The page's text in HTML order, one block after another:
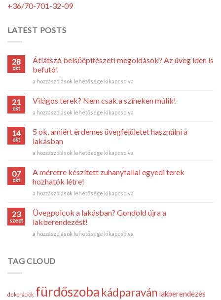
+36/70-701-32-09
LATEST POSTS
28
okt
Átlátszó belsőépítészeti megoldások? Az üveg idén is
befutó!
Átlátszó
megoldások?
üveg
is
befutó!
a hozzászólások lehetősége kikapcsolva
21
okt
Világos terek? Nem csak a színeken múlik!
Világos
Nem
a
színeken
bejegyzéshez
a hozzászólások lehetősége kikapcsolva
14
okt
5 ok, amiért érdemes üvegfelületet használni a
lakásban
5
amiért
üvegfelületet
használni
lakásban
bejegyzéshez
a hozzászólások lehetősége kikapcsolva
07
okt
A méretre készített zuhanyfallal egyedi terek
hozhatók létre!
A
készített
zuhanyfallal
egyedi
terek
bejegyzéshez
a hozzászólások lehetősége kikapcsolva
23
szept
Üvegpolcok a lakásban? Gondold újra a
lakberendezést!
Üvegpolcok
Gondold
bejegyzéshez
a hozzászólások lehetősége kikapcsolva
TAG CLOUD
dekorációk fürdőszoba kádparaván lakberendezés